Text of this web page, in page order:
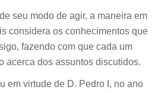
seu modo de agir, a maneira em
considera os conhecimentos que
fazendo com que cada um
acerca dos assuntos discutidos.
em virtude de D. Pedro I, no ano